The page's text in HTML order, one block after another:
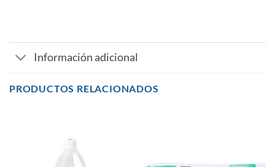
Información adicional
PRODUCTOS RELACIONADOS